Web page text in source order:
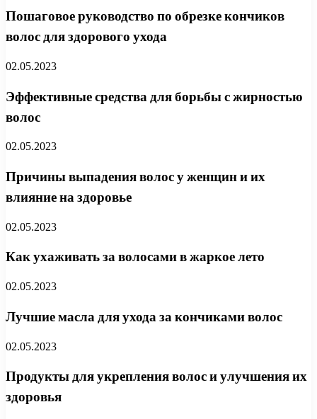
Пошаговое руководство по обрезке кончиков
волос для здорового ухода
02.05.2023
Эффективные средства для борьбы с жирностью
волос
02.05.2023
Причины выпадения волос у женщин и их
влияние на здоровье
02.05.2023
Как ухаживать за волосами в жаркое лето
02.05.2023
Лучшие масла для ухода за кончиками волос
02.05.2023
Продукты для укрепления волос и улучшения их
здоровья